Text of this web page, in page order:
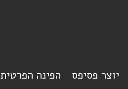
יוצר פסיפס הפינה הפרטית